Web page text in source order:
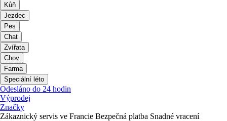
Kůň
Jezdec
Pes
Chat
Zvířata
Chov
Farma
Speciální léto
Odesláno do 24 hodin
Výprodej
Značky
Zákaznický servis ve Francie Bezpečná platba Snadné vracení